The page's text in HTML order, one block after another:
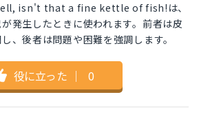
isn't that a fine kettle of fish!は、
発生したときに使われます。前者は皮
、後者は問題や困難を強調します。
役に立った ｜ 0